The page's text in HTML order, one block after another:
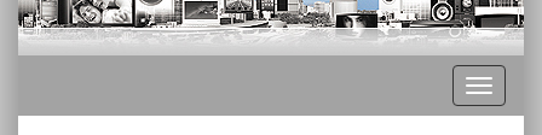
Toggle